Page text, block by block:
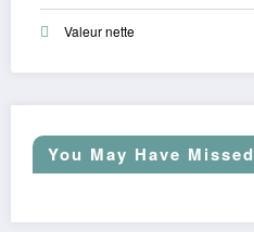
Valeur nette
You May Have Missed